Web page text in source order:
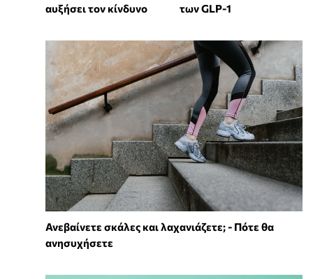
αυξήσει τον κίνδυνο
των GLP-1
Ανεβαίνετε σκάλες και λαχανιάζετε; - Πότε θα
ανησυχήσετε